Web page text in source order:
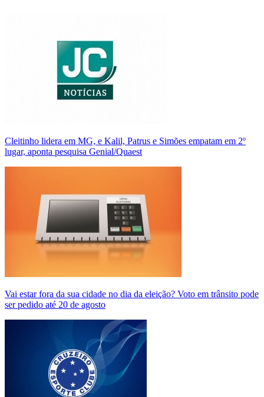
Cleitinho lidera em MG, e Kalil, Patrus e Simões empatam em 2º
lugar, aponta pesquisa Genial/Quaest
Vai estar fora da sua cidade no dia da eleição? Voto em trânsito pode
ser pedido até 20 de agosto